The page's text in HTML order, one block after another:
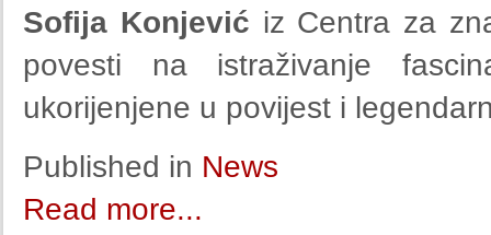
Sofija Konjević iz Centra za
povesti na istraživanje
ukorijenjene u povijest i
Published in News
Read more...